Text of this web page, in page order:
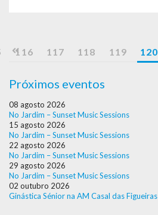
116 117 118 119 120
Próximos eventos
08 agosto 2026
No Jardim – Sunset Music Sessions
15 agosto 2026
No Jardim – Sunset Music Sessions
22 agosto 2026
No Jardim – Sunset Music Sessions
29 agosto 2026
No Jardim – Sunset Music Sessions
02 outubro 2026
Ginástica Sénior na AM Casal das Figueiras